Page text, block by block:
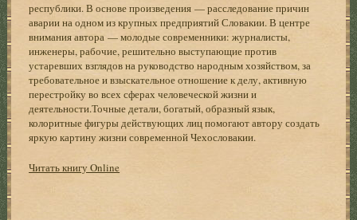
республики. В основе произведения — расследование причин
аварии на одном из крупных предприятий Словакии. В центре
внимания автора — молодые современники: журналисты,
инженеры, рабочие, решительно выступающие против
устаревших взглядов на руководство народным хозяйством, за
требовательное и взыскательное отношение к делу, активную
перестройку во всех сферах человеческой жизни и
деятельности.Точные детали, богатый, образный язык,
колоритные фигуры действующих лиц помогают автору создать
яркую картину жизни современной Чехословакии.
Читать книгу Online